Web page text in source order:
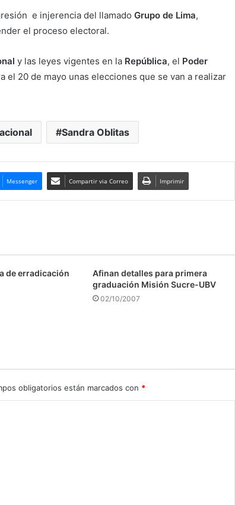
e injerencia del llamado Grupo de Lima,
el proceso electoral.
y las leyes vigentes en la República, el Poder
el 20 de mayo unas elecciones que se van a realizar
Sandra Oblitas
Messenger Compartir via Correo Imprimir
de erradicación
Afinan detalles para primera
graduación Misión Sucre-UBV
02/10/2007
obligatorios están marcados con *